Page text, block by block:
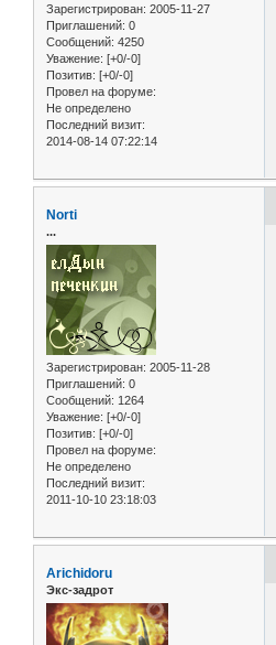
Зарегистрирован: 2005-11-27
Приглашений: 0
Сообщений: 4250
Уважение: [+0/-0]
Позитив: [+0/-0]
Провел на форуме:
Не определено
Последний визит:
2014-08-14 07:22:14
Norti
...
Зарегистрирован: 2005-11-28
Приглашений: 0
Сообщений: 1264
Уважение: [+0/-0]
Позитив: [+0/-0]
Провел на форуме:
Не определено
Последний визит:
2011-10-10 23:18:03
Arichidoru
Экс-задрот